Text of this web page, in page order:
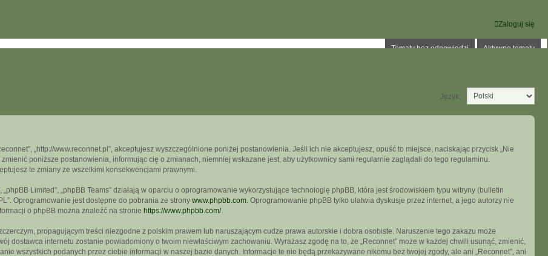
Zaloguj się
Tematy bez odpowiedzi Aktywne tematy
Język:
„http://www.reconnet.pl”, akceptujesz wyszczególnione poniżej postanowienia. Jeśli ich nie akceptujesz, opuść to miejsce, naciskając przycisk „Nie
poniższe postanowienia, informując cię o zmianach, niemniej wskazane jest, aby użytkownicy sami regularnie zaglądali do tego regulaminu.
te zmiany ze wszelkimi konsekwencjami prawnymi.
„phpBB Limited”, „phpBB Teams” działają w oparciu o oprogramowanie wykorzystujące technologię phpBB, która jest środowiskiem typu witryny (bulletin
Oprogramowanie jest dostępne do pobrania ze strony www.phpbb.com. Oprogramowanie phpBB tylko ułatwia dyskusje przez internet, a jego autorzy nie
o phpBB można znaleźć na stronie https://www.phpbb.com/.
propagującym treści niezgodne z polskim prawem lub naruszającym cudze prawa autorskie i dobra osobiste. Naruszenie tego zakazu może
dostawca internetu zostanie powiadomiony o twoim niewłaściwym zachowaniu. Wyrażasz zgodę na to, że „Reconnet” może w każdej chwili usunąć, zmienić,
wszystkich podanych przez ciebie informacji w naszej bazie danych. Informacje te nie będą przekazywane nikomu bez twojej zgody, ale ani „Reconnet”, ani